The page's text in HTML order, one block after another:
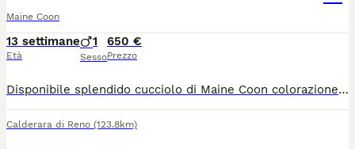
Maine Coon
13 settimane
Età
1
Sesso
650 €
Prezzo
Disponibile splendido cucciolo di Maine Coon colorazione Blu Smoke (sottopelo bianco con effetto fumo) da imponenti linee russe (tratti marcati e grandi ciuffi sulle orecchie). Genitori: Visibili e testati negativi FIV/FeLV e HCM (cardiopatia). Pedigree: Ceduto senza pedigree esclusivamente come animale da compagnia. Il cucciolo verrà consegnato con: Libretto sanitario Ciclo di sverminazione e primo vaccino Già svezzato e abituato alla lettiera
Calderara di Reno (123.8km)